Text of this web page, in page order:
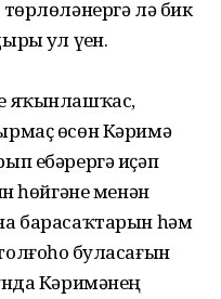
лә бик
ул үҙен.
яҡынлашҡас,
өсөн Кәримә
ебәрергә иҫәп
һөйгәне менән
барасаҡтарын һәм
буласағын
Кәримәнең